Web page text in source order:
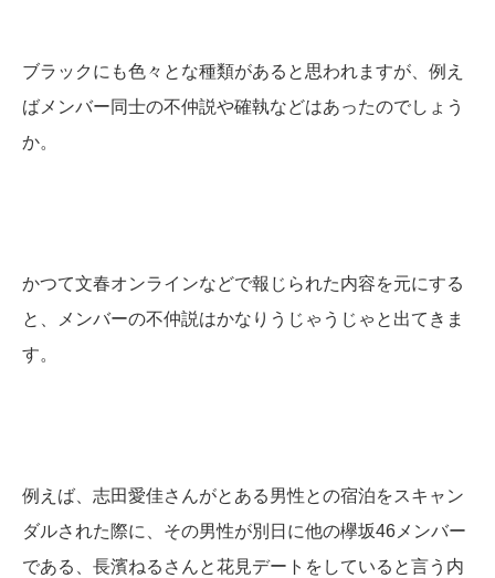
ブラックにも色々とな種類があると思われますが、例え
ばメンバー同士の不仲説や確執などはあったのでしょう
か。
かつて文春オンラインなどで報じられた内容を元にする
と、メンバーの不仲説はかなりうじゃうじゃと出てきま
す。
例えば、志田愛佳さんがとある男性との宿泊をスキャン
ダルされた際に、その男性が別日に他の欅坂46メンバー
である、長濱ねるさんと花見デートをしていると言う内